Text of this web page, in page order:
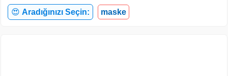
😍 Aradığınızı Seçin: maske